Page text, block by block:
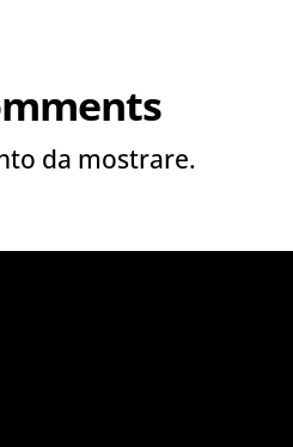
da mostrare.